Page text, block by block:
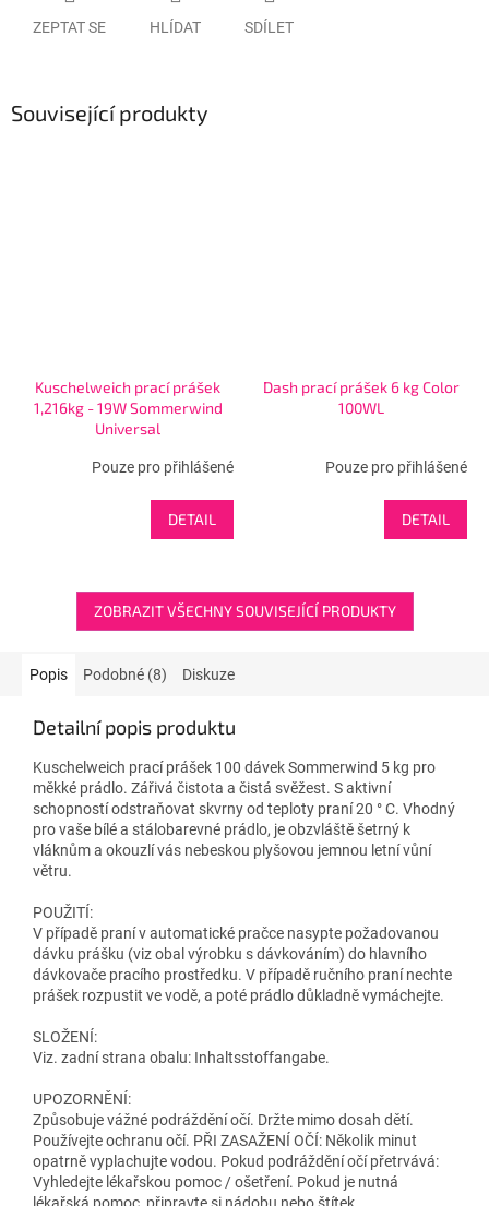
ZEPTAT SE HLÍDAT SDÍLET
Související produkty
Kuschelweich prací prášek
1,216kg - 19W Sommerwind
Universal
Pouze pro přihlášené
DETAIL
Dash prací prášek 6 kg Color
100WL
Pouze pro přihlášené
DETAIL
ZOBRAZIT VŠECHNY SOUVISEJÍCÍ PRODUKTY
Popis Podobné (8) Diskuze
Detailní popis produktu
Kuschelweich prací prášek 100 dávek Sommerwind 5 kg pro
měkké prádlo. Zářivá čistota a čistá svěžest. S aktivní
schopností odstraňovat skvrny od teploty praní 20 ° C. Vhodný
pro vaše bílé a stálobarevné prádlo, je obzvláště šetrný k
vláknům a okouzlí vás nebeskou plyšovou jemnou letní vůní
větru.
POUŽITÍ:
V případě praní v automatické pračce nasypte požadovanou
dávku prášku (viz obal výrobku s dávkováním) do hlavního
dávkovače pracího prostředku. V případě ručního praní nechte
prášek rozpustit ve vodě, a poté prádlo důkladně vymáchejte.
SLOŽENÍ:
Viz. zadní strana obalu: Inhaltsstoffangabe.
UPOZORNĚNÍ:
Způsobuje vážné podráždění očí. Držte mimo dosah dětí.
Používejte ochranu očí. PŘI ZASAŽENÍ OČÍ: Několik minut
opatrně vyplachujte vodou. Pokud podráždění očí přetrvává:
Vyhledejte lékařskou pomoc / ošetření. Pokud je nutná
lékařská pomoc, připravte si nádobu nebo štítek.